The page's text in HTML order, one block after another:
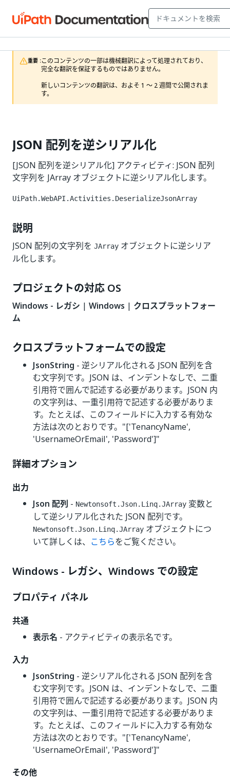
重要 :このコンテンツの一部は機械翻訳によって処理されており、
完全な翻訳を保証するものではありません。
新しいコンテンツの翻訳は、およそ 1 ～ 2 週間で公開されま
す。
JSON 配列を逆シリアル化
[JSON 配列を逆シリアル化] アクティビティ: JSON 配列
文字列を JArray オブジェクトに逆シリアル化します。
UiPath.WebAPI.Activities.DeserializeJsonArray
説明
JSON 配列の文字列を JArray オブジェクトに逆シリア
ル化します。
プロジェクトの対応 OS
Windows - レガシ | Windows | クロスプラットフォー
ム
クロスプラットフォームでの設定
JsonString - 逆シリアル化される JSON 配列を含
む文字列です。JSON は、インデントなしで、二重
引用符で囲んで記述する必要があります。JSON 内
の文字列は、一重引用符で記述する必要がありま
す。たとえば、このフィールドに入力する有効な
方法は次のとおりです。"['TenancyName',
'UsernameOrEmail', 'Password']"
詳細オプション
出力
Json 配列 - Newtonsoft.Json.Linq.JArray 変数と
して逆シリアル化された JSON 配列です。
Newtonsoft.Json.Linq.JArray オブジェクトにつ
いて詳しくは、 こちらをご覧ください。
Windows - レガシ、Windows での設定
プロパティ パネル
共通
表示名 - アクティビティの表示名です。
入力
JsonString - 逆シリアル化される JSON 配列を含
む文字列です。JSON は、インデントなしで、二重
引用符で囲んで記述する必要があります。JSON 内
の文字列は、一重引用符で記述する必要がありま
す。たとえば、このフィールドに入力する有効な
方法は次のとおりです。"['TenancyName',
'UsernameOrEmail', 'Password']"
その他